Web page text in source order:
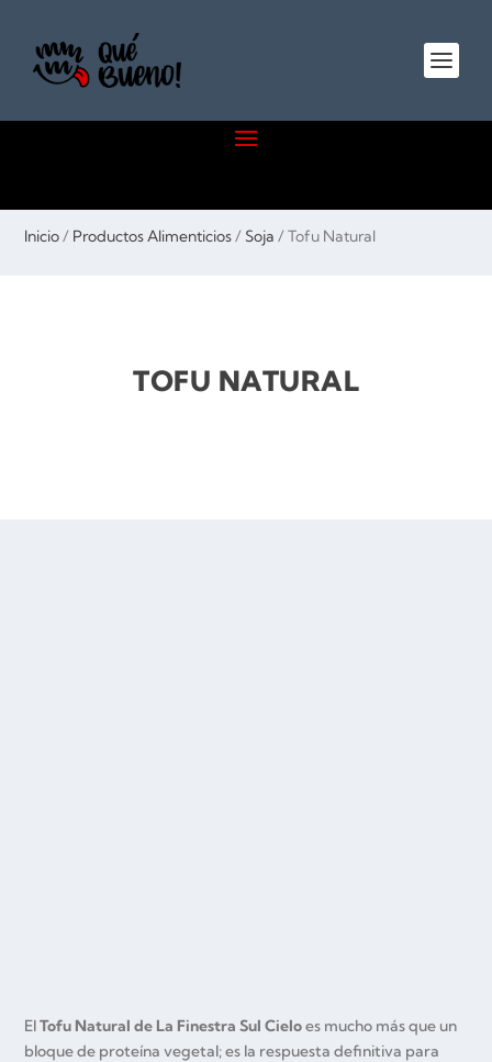
Inicio/ Productos Alimenticios/Soja / Tofu Natural
TOFU NATURAL
ElTofu Natural de La Finestra Sul Cieloes mucho más que un
bloque de proteína vegetal; es la respuesta definitiva para